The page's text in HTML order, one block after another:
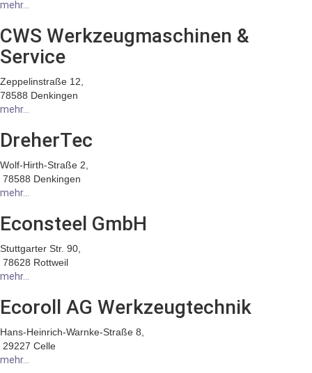
mehr...
CWS Werkzeugmaschinen &
Service
Zeppelinstraße 12,
78588 Denkingen
mehr...
DreherTec
Wolf-Hirth-Straße 2,
78588 Denkingen
mehr...
Econsteel GmbH
Stuttgarter Str. 90,
78628 Rottweil
mehr...
Ecoroll AG Werkzeugtechnik
Hans-Heinrich-Warnke-Straße 8,
29227 Celle
mehr...